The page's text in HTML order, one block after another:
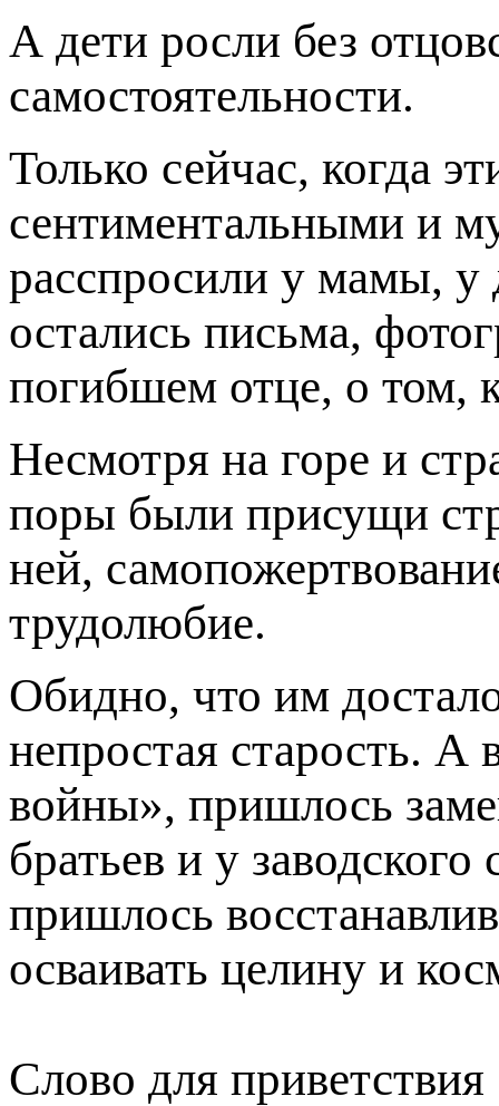
А дети росли без
самостоятельности.
Только сейчас, когда
сентиментальными и
расспросили у мамы,
остались письма,
погибшем отце, о том,
Несмотря на горе и
поры были присущи
ней,
трудолюбие.
Обидно, что им
непростая старость. А
войны», пришлось
братьев и у
пришлось
осваивать целину и
Слово для